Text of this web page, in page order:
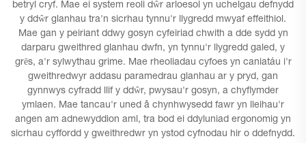
betryl cryf. Mae ei system reoli dŵr arloesol yn uchelgau defnydd
y ddŵr glanhau tra'n sicrhau tynnu'r llygredd mwyaf effeithiol.
Mae gan y peiriant ddwy gosyn cyfeiriad chwith a dde sydd yn
darparu gweithred glanhau dwfn, yn tynnu'r llygredd galed, y
grēs, a'r sylwythau grime. Mae rheoliadau cyfoes yn caniatáu i'r
gweithredwyr addasu paramedrau glanhau ar y pryd, gan
gynnwys cyfradd llif y ddŵr, pwysau'r gosyn, a chyflymder
ymlaen. Mae tancau'r uned â chynhwysedd fawr yn lleihau'r
angen am adnewyddion aml, tra bod ei ddyluniad ergonomig yn
sicrhau cyffordd y gweithredwr yn ystod cyfnodau hir o ddefnydd.